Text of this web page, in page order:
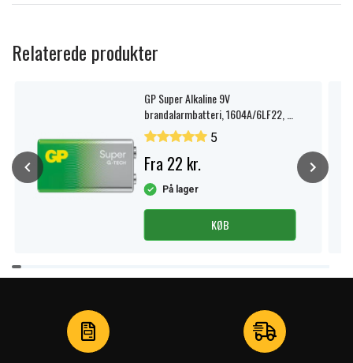
Relaterede produkter
GP Super Alkaline 9V
brandalarmbatteri, 1604A/6LF22, 1-
pak.
5
Fra 22 kr.
På lager
KØB
Item
1